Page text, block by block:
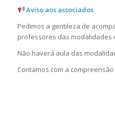
Aviso aos associados
Pedimos a gentileza de
professores das modalidades
Não haverá aula das
Contamos com a